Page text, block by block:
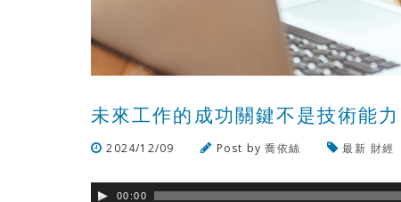
未來工作的成功關鍵不是技術能力
2024/12/09 Post by喬依絲 最新 財經
00:00